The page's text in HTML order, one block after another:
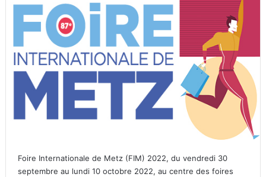
Foire Internationale de Metz (FIM) 2022, du vendredi 30
septembre au lundi 10 octobre 2022, au centre des foires